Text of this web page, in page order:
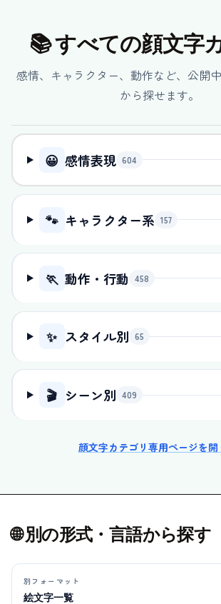
📚 すべての顔文字
感情、キャラクター、動作など、公開
から探せます。
😀 感情表現 604
🐾 キャラクター系 157
🏃 動作・行動 458
✨ スタイル別 65
🎬 シーン別 409
顔文字カテゴリ専用ページを
🌐 別の形式・言語から探す
別フォーマット
絵文字一覧